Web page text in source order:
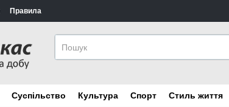
Правила
Суспільство Культура Спорт Стиль життя